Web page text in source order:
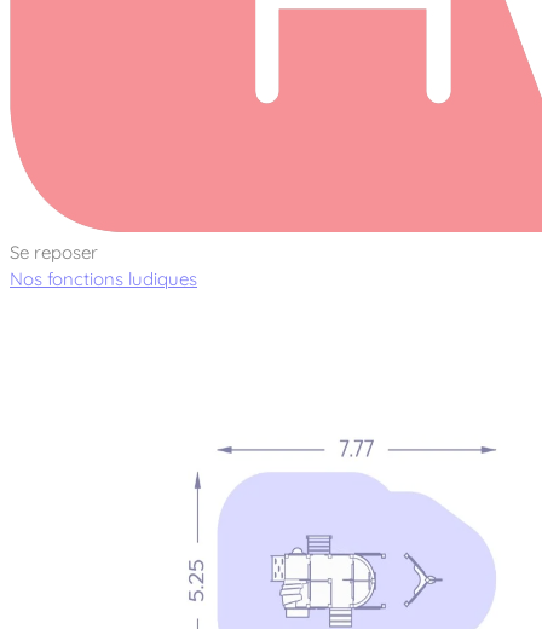
Se reposer
Nos fonctions ludiques